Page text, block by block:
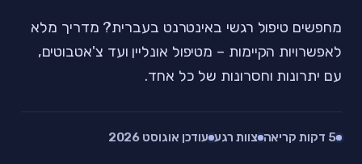
מחפשים טיפול רגשי באינטרנט בעברית? מדריך מלא
לאפשרויות הקיימות – מטיפול אונליין ועד צ'אטבוטים,
עם יתרונות וחסרונות של כל אחד.
5 דקות קריאה צוות רגע עודכן אוגוסט 2026